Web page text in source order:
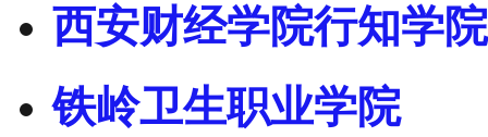
西安财经学院行知学院
铁岭卫生职业学院